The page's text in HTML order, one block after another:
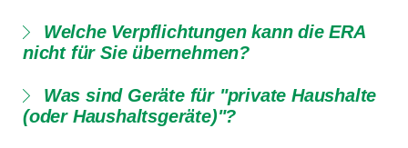
Welche Verpflichtungen kann die ERA
nicht für Sie übernehmen?
Was sind Geräte für "private Haushalte
(oder Haushaltsgeräte)"?